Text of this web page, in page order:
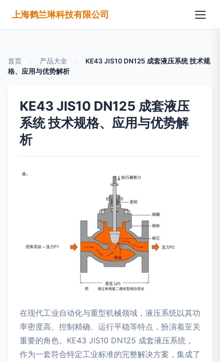
上海鹤兰琳科技有限公司
首页 产品大全
KE43 JIS10 DN125 成套液压系统 技术规
格、应用与优势解析
KE43 JIS10 DN125 成套液压
系统 技术规格、应用与优势解
析
在现代工业自动化与重型机械领域，液压系统以其功
率密度高、控制精确、运行平稳等特点，扮演着至关
重要的角色。KE43 JIS10 DN125 成套液压系统，
作为一套符合特定工业标准的完整解决方案，集成了